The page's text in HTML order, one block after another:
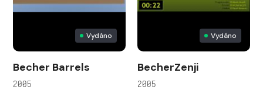
Vydáno
Becher Barrels
2005
Vydáno
BecherZenji
2005